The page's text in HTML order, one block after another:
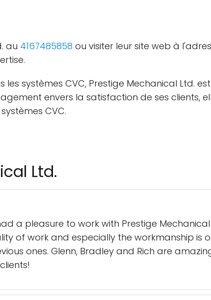
au 4167485858 ou visiter leur site web à
systèmes CVC, Prestige Mechanical Ltd.
envers la satisfaction de ses clients,
CVC.
Ltd.
a pleasure to work with Prestige
of work and especially the workmanship is
ones. Glenn, Bradley and Rich are